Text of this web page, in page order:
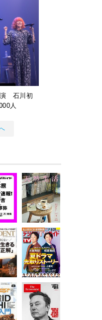
演 石川初
人